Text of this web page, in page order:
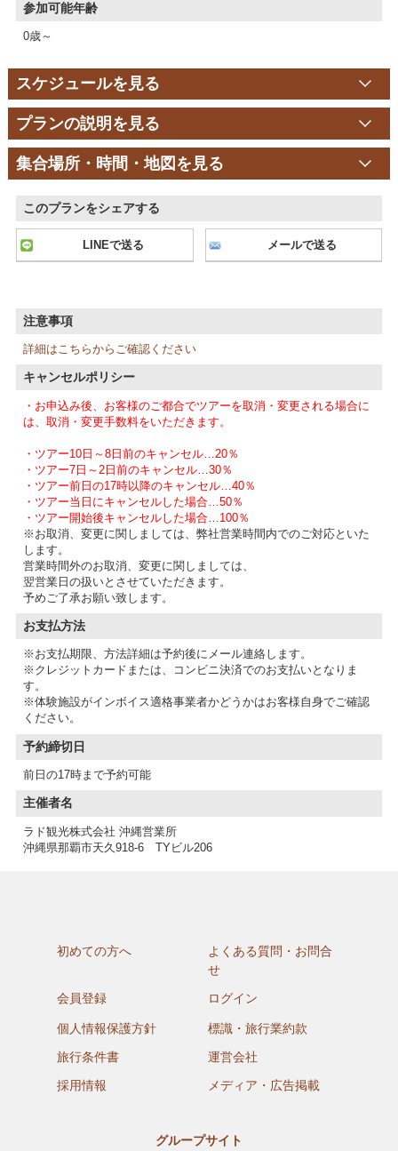
参加可能年齢
0歳～
スケジュールを見る
プランの説明を見る
集合場所・時間・地図を見る
このプランをシェアする
LINEで送る メールで送る
注意事項
詳細はこちらからご確認ください
キャンセルポリシー
・お申込み後、お客様のご都合でツアーを取消・変更される場合に
は、取消・変更手数料をいただきます。
・ツアー10日～8日前のキャンセル…20％
・ツアー7日～2日前のキャンセル…30％
・ツアー前日の17時以降のキャンセル…40％
・ツアー当日にキャンセルした場合…50％
・ツアー開始後キャンセルした場合…100％
※お取消、変更に関しましては、弊社営業時間内でのご対応といた
します。
営業時間外のお取消、変更に関しましては、
翌営業日の扱いとさせていただきます。
予めご了承お願い致します。
お支払方法
※お支払期限、方法詳細は予約後にメール連絡します。
※クレジットカードまたは、コンビニ決済でのお支払いとなりま
す。
※体験施設がインボイス適格事業者かどうかはお客様自身でご確認
予約締切日
前日の17時まで予約可能
主催者名
ラド観光株式会社 沖縄営業所
沖縄県那覇市天久918-6 TYビル206
初めての方へ
よくある質問・お問合
せ
会員登録
ログイン
個人情報保護方針
標識・旅行業約款
旅行条件書
運営会社
採用情報
メディア・広告掲載
グループサイト